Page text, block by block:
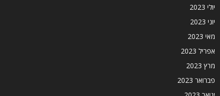
יולי 2023
יוני 2023
מאי 2023
אפריל 2023
מרץ 2023
פברואר 2023